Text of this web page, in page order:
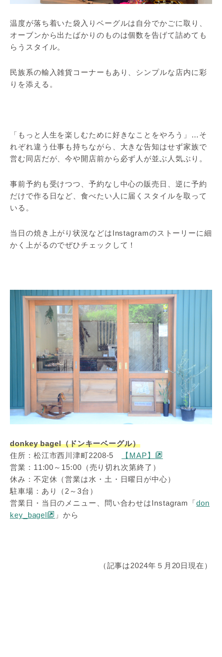
温度が落ち着いた袋入りベーグルは自分でかごに取り、
オーブンから出たばかりのものは個数を告げて詰めても
らうスタイル。
民族系の輸入雑貨コーナーもあり、シンプルな店内に彩
りを添える。
「もっと人生を楽しむために好きなことをやろう」…そ
れぞれ違う仕事も持ちながら、大きな告知はせず家族で
営む同店だが、今や開店前から必ず人が並ぶ人気ぶり。
事前予約も受けつつ、予約なし中心の販売日、逆に予約
だけで作る日など、食べたい人に届くスタイルを取って
いる。
当日の焼き上がり状況などはInstagramのストーリーに細
かく上がるのでぜひチェックして！
donkey bagel（ドンキーベーグル）
住所：松江市西川津町2208-5
【MAP】
営業：11:00～15:00（売り切れ次第終了）
休み：不定休（営業は水・土・日曜日が中心）
駐車場：あり（2～3台）
営業日・当日のメニュー、問い合わせはInstagram「don
key_bagel
」から
（記事は2024年５月20日現在）